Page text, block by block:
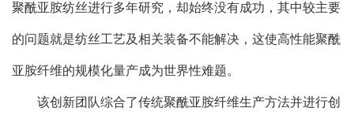
聚酰亚胺纺丝进行多年研究，却始终没有成功，其中较主要
的问题就是纺丝工艺及相关装备不能解决，这使高性能聚酰
亚胺纤维的规模化量产成为世界性难题。
该创新团队综合了传统聚酰亚胺纤维生产方法并进行创